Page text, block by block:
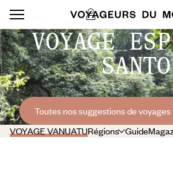
VOYAGE
SANTO
Toutes nos suggestions de voyages
VOYAGE VANUATURégions Guide